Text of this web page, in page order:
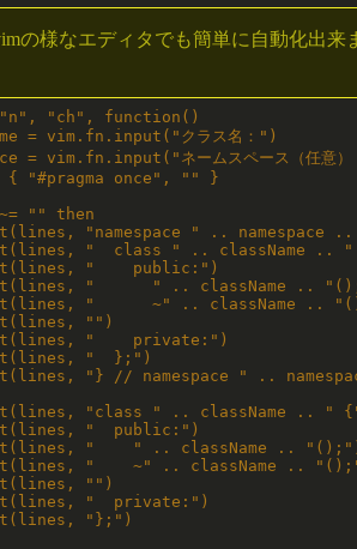
の様なエディタでも簡単に自動化出来
"ch", function()
= vim.fn.input("クラス名：")
= vim.fn.input("ネームスペース（任意）
{ "#pragma once", "" }
"" then
"namespace " .. namespace ..
"  class " .. className .. "
"    public:")
"      " .. className ..
"      ~" .. className ..
"")
"    private:")
"  };")
"} // namespace " ..
"class " .. className .. "
"  public:")
"    " .. className ..
"    ~" .. className ..
"")
"  private:")
"};")